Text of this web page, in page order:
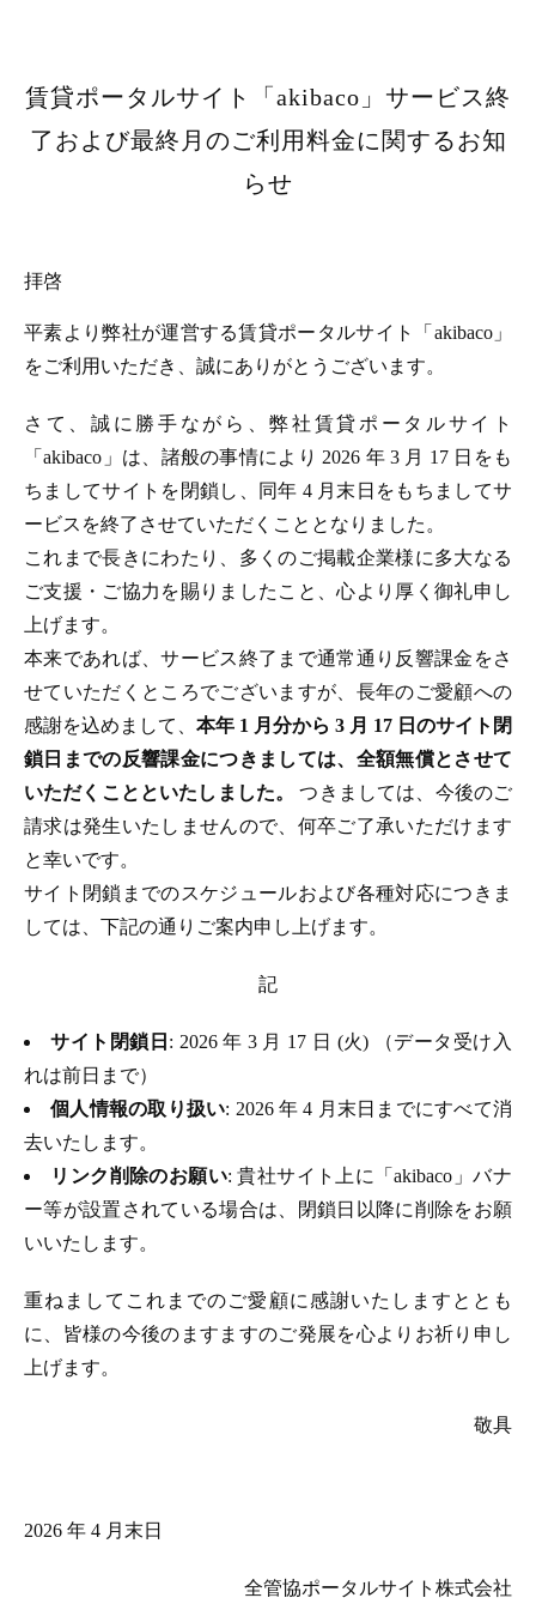
賃貸ポータルサイト「akibaco」サービス終
了および最終月のご利用料金に関するお知
らせ
拝啓
平素より弊社が運営する賃貸ポータルサイト「akibaco」
をご利用いただき、誠にありがとうございます。
さて、誠に勝手ながら、弊社賃貸ポータルサイト
「akibaco」は、諸般の事情により 2026 年 3 月 17 日をも
ちましてサイトを閉鎖し、同年 4 月末日をもちましてサ
ービスを終了させていただくこととなりました。
これまで長きにわたり、多くのご掲載企業様に多大なる
ご支援・ご協力を賜りましたこと、心より厚く御礼申し
上げます。
本来であれば、サービス終了まで通常通り反響課金をさ
せていただくところでございますが、長年のご愛顧への
感謝を込めまして、 本年 1 月分から 3 月 17 日のサイト閉
鎖日までの反響課金につきましては、全額無償とさせて
いただくことといたしました。つきましては、今後のご
請求は発生いたしませんので、何卒ご了承いただけます
と幸いです。
サイト閉鎖までのスケジュールおよび各種対応につきま
しては、下記の通りご案内申し上げます。
記
サイト閉鎖日 : 2026 年 3 月 17 日 (火) （データ受け入
れは前日まで）
個人情報の取り扱い: 2026 年 4 月末日までにすべて消
去いたします。
リンク削除のお願い: 貴社サイト上に「akibaco」バナ
ー等が設置されている場合は、閉鎖日以降に削除をお願
いいたします。
重ねましてこれまでのご愛顧に感謝いたしますととも
に、皆様の今後のますますのご発展を心よりお祈り申し
上げます。
敬具
2026 年 4 月末日
全管協ポータルサイト株式会社